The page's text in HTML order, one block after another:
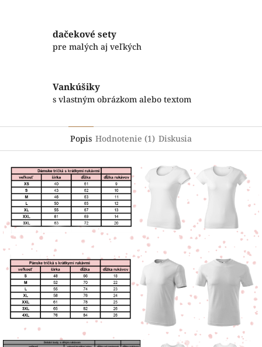
dačekové sety
pre malých aj veľkých
Vankúšiky
s vlastným obrázkom alebo textom
Popis Hodnotenie (1) Diskusia